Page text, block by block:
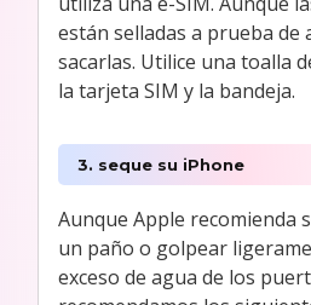
están selladas a prueba de
sacarlas. Utilice una toalla
la tarjeta SIM y la bandeja.
3. seque su iPhone
Aunque Apple recomienda
un paño o golpear
exceso de agua de los